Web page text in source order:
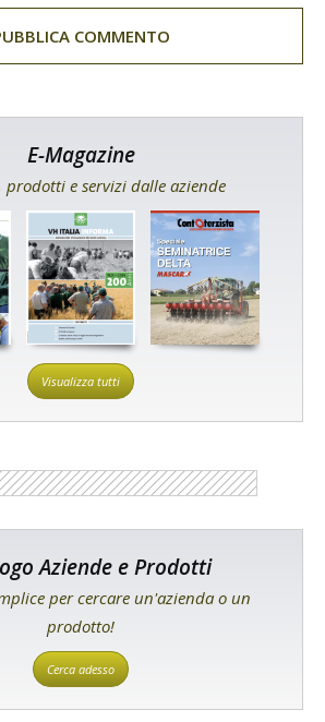
E-Magazine
prodotti e servizi dalle aziende
Visualizza tutti
Aziende e Prodotti
per cercare un'azienda o un
prodotto!
Cerca adesso